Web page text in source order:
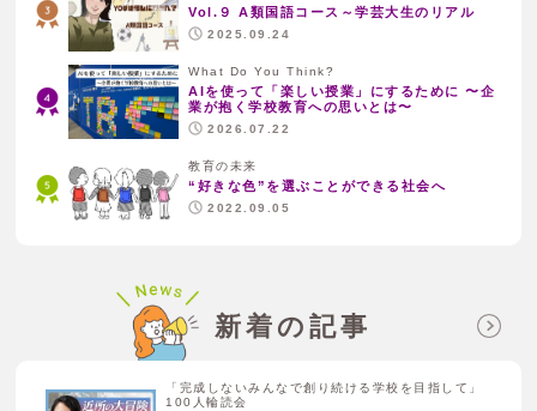
Vol.９ A類国語コース～学芸大生のリアル
2025.09.24
What Do You Think?
AIを使って「楽しい授業」にするために 〜企
業が抱く学校教育への思いとは〜
2026.07.22
教育の未来
“好きな色”を選ぶことができる社会へ
2022.09.05
新着の記事
「完成しないみんなで創り続ける学校を目指して」
100人輪読会